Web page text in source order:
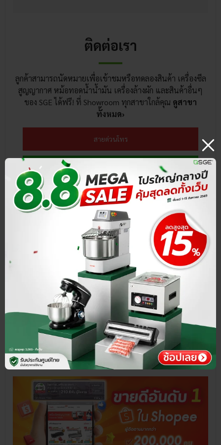
ติดต่อเรา
ลูกค้าสามารถนัดหมายเพื่อเข้าชมหรือทดลองสินค้า เครื่องซีล
สูญญากาศ หม้อทอดน้ำน้ำมัน เครื่องล้างผัก และสินค้าอื่นๆ
ของ SGE ได้ฟรี! ที่ Showroom ทุกสาขาใกล้คุณ ดูสาขา
ทั้งหมด›
สายด่วนโทร
เกี่ยวกับ SGE